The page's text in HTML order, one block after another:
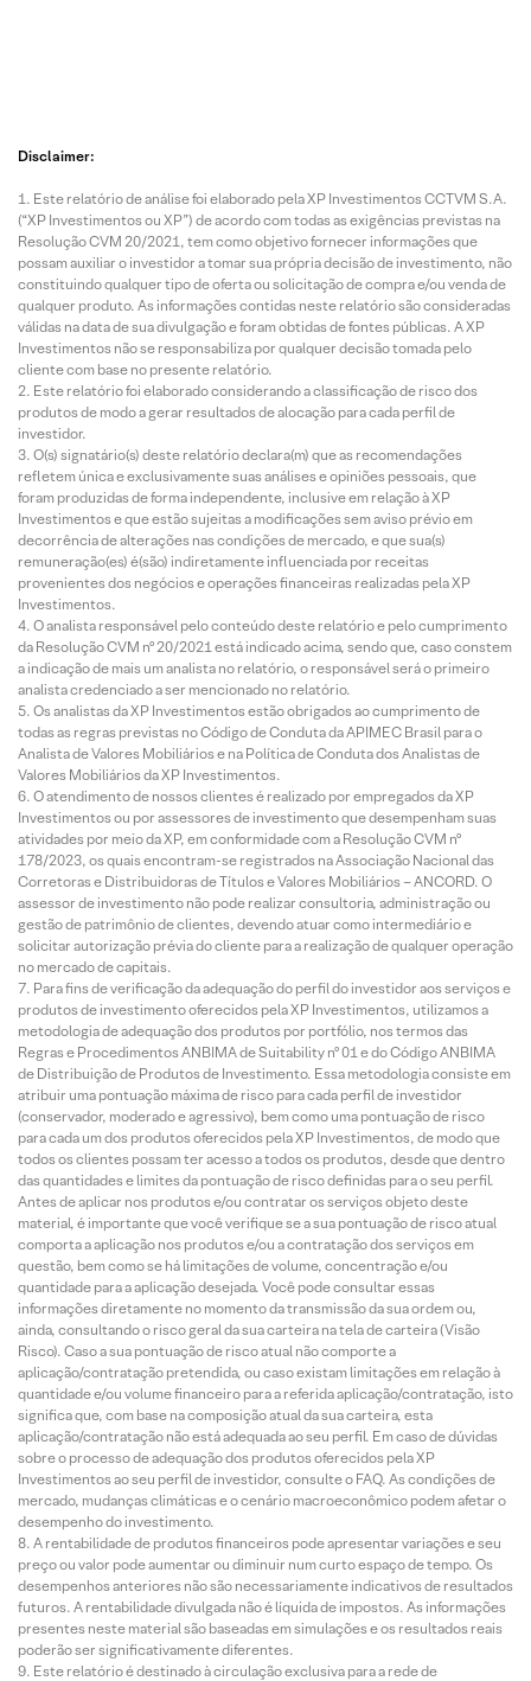
Disclaimer:
Este relatório de análise foi elaborado pela XP Investimentos CCTVM S.A.
(“XP Investimentos ou XP”) de acordo com todas as exigências previstas na
Resolução CVM 20/2021, tem como objetivo fornecer informações que
possam auxiliar o investidor a tomar sua própria decisão de investimento, não
constituindo qualquer tipo de oferta ou solicitação de compra e/ou venda de
qualquer produto. As informações contidas neste relatório são consideradas
válidas na data de sua divulgação e foram obtidas de fontes públicas. A XP
Investimentos não se responsabiliza por qualquer decisão tomada pelo
cliente com base no presente relatório.
Este relatório foi elaborado considerando a classificação de risco dos
produtos de modo a gerar resultados de alocação para cada perfil de
investidor.
O(s) signatário(s) deste relatório declara(m) que as recomendações
refletem única e exclusivamente suas análises e opiniões pessoais, que
foram produzidas de forma independente, inclusive em relação à XP
Investimentos e que estão sujeitas a modificações sem aviso prévio em
decorrência de alterações nas condições de mercado, e que sua(s)
remuneração(es) é(são) indiretamente influenciada por receitas
provenientes dos negócios e operações financeiras realizadas pela XP
Investimentos.
O analista responsável pelo conteúdo deste relatório e pelo cumprimento
da Resolução CVM nº 20/2021 está indicado acima, sendo que, caso constem
a indicação de mais um analista no relatório, o responsável será o primeiro
analista credenciado a ser mencionado no relatório.
Os analistas da XP Investimentos estão obrigados ao cumprimento de
todas as regras previstas no Código de Conduta da APIMEC Brasil para o
Analista de Valores Mobiliários e na Política de Conduta dos Analistas de
Valores Mobiliários da XP Investimentos.
O atendimento de nossos clientes é realizado por empregados da XP
Investimentos ou por assessores de investimento que desempenham suas
atividades por meio da XP, em conformidade com a Resolução CVM nº
178/2023, os quais encontram-se registrados na Associação Nacional das
Corretoras e Distribuidoras de Títulos e Valores Mobiliários – ANCORD. O
assessor de investimento não pode realizar consultoria, administração ou
gestão de patrimônio de clientes, devendo atuar como intermediário e
solicitar autorização prévia do cliente para a realização de qualquer operação
no mercado de capitais.
Para fins de verificação da adequação do perfil do investidor aos serviços e
produtos de investimento oferecidos pela XP Investimentos, utilizamos a
metodologia de adequação dos produtos por portfólio, nos termos das
Regras e Procedimentos ANBIMA de Suitability nº 01 e do Código ANBIMA
de Distribuição de Produtos de Investimento. Essa metodologia consiste em
atribuir uma pontuação máxima de risco para cada perfil de investidor
(conservador, moderado e agressivo), bem como uma pontuação de risco
para cada um dos produtos oferecidos pela XP Investimentos, de modo que
todos os clientes possam ter acesso a todos os produtos, desde que dentro
das quantidades e limites da pontuação de risco definidas para o seu perfil.
Antes de aplicar nos produtos e/ou contratar os serviços objeto deste
material, é importante que você verifique se a sua pontuação de risco atual
comporta a aplicação nos produtos e/ou a contratação dos serviços em
questão, bem como se há limitações de volume, concentração e/ou
quantidade para a aplicação desejada. Você pode consultar essas
informações diretamente no momento da transmissão da sua ordem ou,
ainda, consultando o risco geral da sua carteira na tela de carteira (Visão
Risco). Caso a sua pontuação de risco atual não comporte a
aplicação/contratação pretendida, ou caso existam limitações em relação à
quantidade e/ou volume financeiro para a referida aplicação/contratação, isto
significa que, com base na composição atual da sua carteira, esta
aplicação/contratação não está adequada ao seu perfil. Em caso de dúvidas
sobre o processo de adequação dos produtos oferecidos pela XP
Investimentos ao seu perfil de investidor, consulte o FAQ. As condições de
mercado, mudanças climáticas e o cenário macroeconômico podem afetar o
desempenho do investimento.
A rentabilidade de produtos financeiros pode apresentar variações e seu
preço ou valor pode aumentar ou diminuir num curto espaço de tempo. Os
desempenhos anteriores não são necessariamente indicativos de resultados
futuros. A rentabilidade divulgada não é líquida de impostos. As informações
presentes neste material são baseadas em simulações e os resultados reais
poderão ser significativamente diferentes.
Este relatório é destinado à circulação exclusiva para a rede de